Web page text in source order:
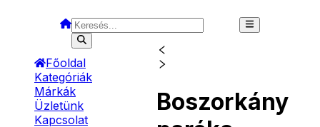
Főoldal
Kategóriák
Márkák
Üzletünk
Kapcsolat
Boszorkány